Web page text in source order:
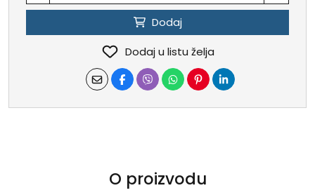
Dodaj
Dodaj u listu želja
O proizvodu